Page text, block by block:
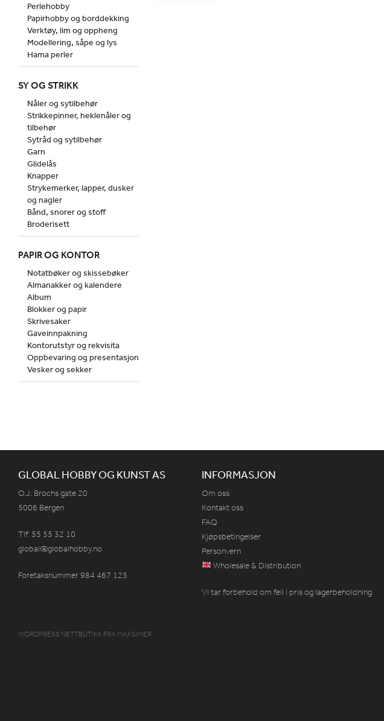
Perlehobby
Papirhobby og borddekking
Verktøy, lim og oppheng
Modellering, såpe og lys
Hama perler
SY OG STRIKK
Nåler og sytilbehør
Strikkepinner, heklenåler og
tilbehør
Sytråd og sytilbehør
Garn
Glidelås
Knapper
Strykemerker, lapper, dusker
og nagler
Bånd, snorer og stoff
Broderisett
PAPIR OG KONTOR
Notatbøker og skissebøker
Almanakker og kalendere
Album
Blokker og papir
Skrivesaker
Gaveinnpakning
Kontorutstyr og rekvisita
Oppbevaring og presentasjon
Vesker og sekker
GLOBAL HOBBY OG KUNST AS
O.J. Brochs gate 20
5006 Bergen
Tlf: 55 55 32 10
global@globalhobby.no
Foretaksnummer 984 467 125
INFORMASJON
Om oss
Kontakt oss
FAQ
Kjøpsbetingelser
Personvern
Wholesale & Distribution
Vi tar forbehold om feil i pris og lagerbeholdning
WORDPRESS NETTBUTIKK FRA MAKSIMER